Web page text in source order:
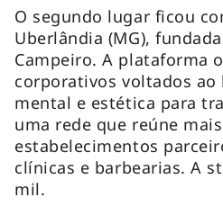
O segundo lugar ficou
Uberlândia (MG),
Campeiro. A plataforma
corporativos voltados ao
mental e estética para
uma rede que reúne
estabelecimentos
clínicas e barbearias. A
mil.